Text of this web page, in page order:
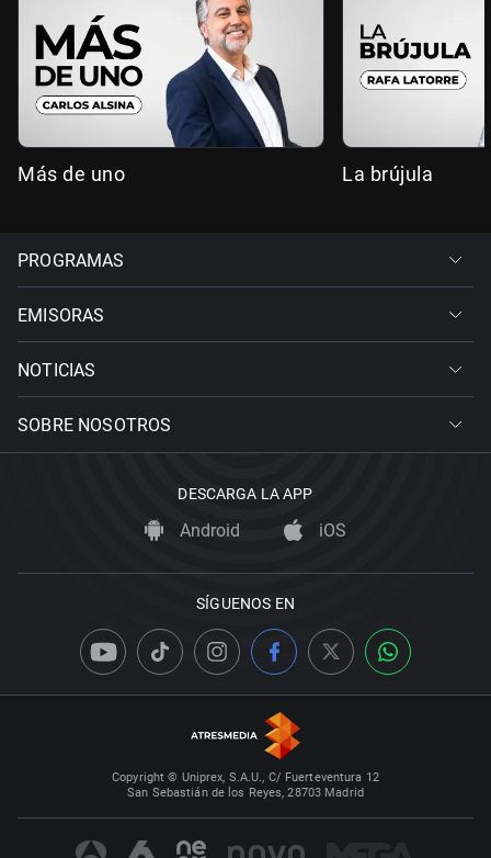
Más de uno La brújula
PROGRAMAS
EMISORAS
NOTICIAS
SOBRE NOSOTROS
DESCARGA LA APP
Android iOS
SÍGUENOS EN
Copyright © Uniprex, S.A.U., C/ Fuerteventura 12
San Sebastián de los Reyes, 28703 Madrid